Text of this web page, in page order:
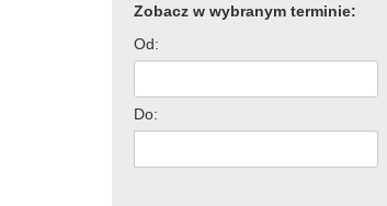
Zobacz w wybranym terminie:
Od:
Do: